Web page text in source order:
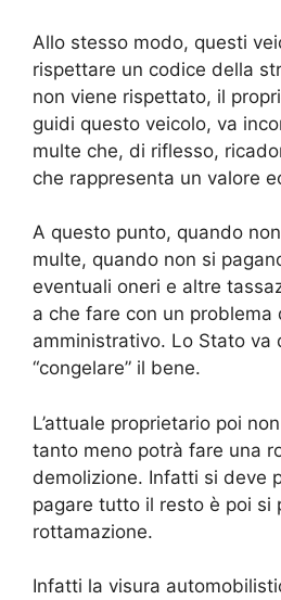
Allo stesso modo, questi
rispettare un codice della
non viene rispettato, il
guidi questo veicolo, va
multe che, di riflesso,
che rappresenta un valore
A questo punto, quando
multe, quando non si
eventuali oneri e altre
a che fare con un problema
amministrativo. Lo Stato va
“congelare” il bene.
L’attuale proprietario poi
tanto meno potrà fare una
demolizione. Infatti si deve
pagare tutto il resto è poi si
rottamazione.
Infatti la visura